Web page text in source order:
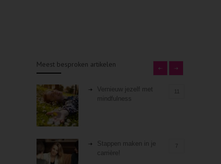
Meest besproken artikelen
Vernieuw jezelf met
mindfulness
Stappen maken in je
carrière!
7